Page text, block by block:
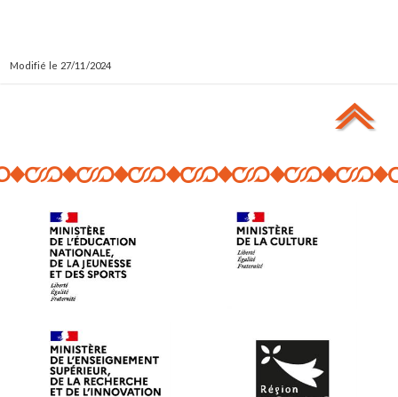
27/11/2024